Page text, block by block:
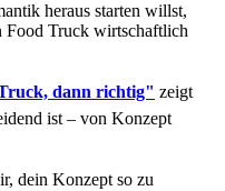
heraus starten willst,
Food Truck wirtschaftlich
dann richtig" zeigt
ist – von Konzept
dein Konzept so zu